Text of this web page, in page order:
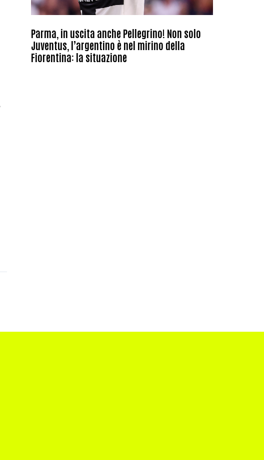
Parma, in uscita anche Pellegrino! Non solo
Juventus, l’argentino è nel mirino della
Fiorentina: la situazione